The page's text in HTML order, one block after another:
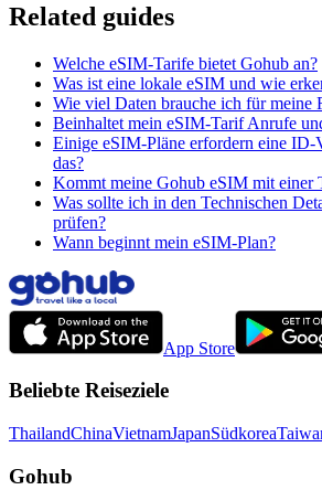
Related guides
Welche eSIM-Tarife bietet Gohub an?
Was ist eine lokale eSIM und wie
Wie viel Daten brauche ich für meine
Beinhaltet mein eSIM-Tarif Anrufe
Einige eSIM-Pläne erfordern eine ID-
das?
Kommt meine Gohub eSIM mit einer
Was sollte ich in den Technischen
prüfen?
Wann beginnt mein eSIM-Plan?
App Store
Beliebte Reiseziele
ThailandChinaVietnamJapanSüdkorea
Gohub